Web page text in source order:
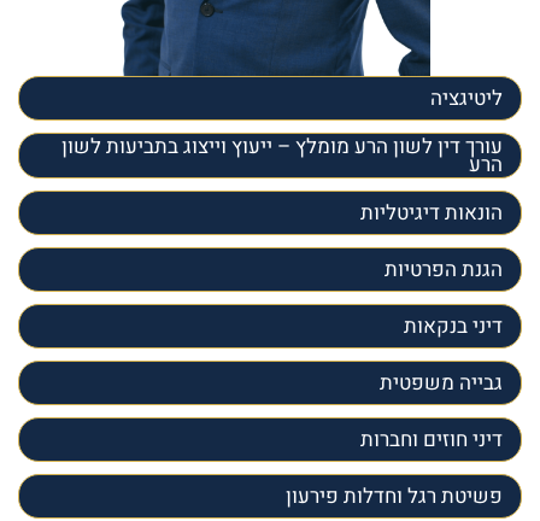
ליטיגציה
עורך דין לשון הרע מומלץ – ייעוץ וייצוג בתביעות לשון
הרע
הונאות דיגיטליות
הגנת הפרטיות
דיני בנקאות
גבייה משפטית
דיני חוזים וחברות
פשיטת רגל וחדלות פירעון